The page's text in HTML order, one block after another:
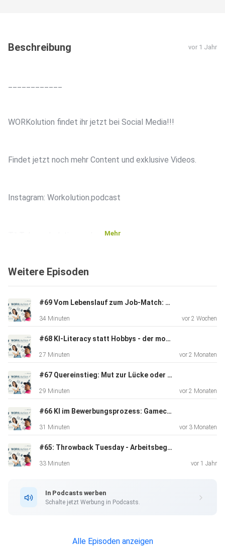
Beschreibung vor 1 Jahr
WORKolution findet ihr jetzt bei Social Media!!!
Findet jetzt noch mehr Content und exklusive Videos.
Instagram: Workolution.podcast
TikTok: workolution.podcast
____________
Findet hier unsere aktuellen Werbepartner:
https://linktr.ee/Workolution
____________
Ihr habt Fragen an Anna & Robindro oder wollt ihnen
eine Mail
Mehr
Weitere Episoden
#69 Vom Lebenslauf zum Job-Match: Wie du KI als echten Sparringspartner nutzt
34 Minuten vor 2 Wochen
#68 KI-Literacy statt Hobbys - der moderne Lebenslauf im Check
27 Minuten vor 2 Monaten
#67 Quereinstieg: Mut zur Lücke oder Karriere-Selbstmord?
29 Minuten vor 2 Monaten
#66 KI im Bewerbungsprozess: Gamechanger oder Risiko?
31 Minuten vor 3 Monaten
#65: Throwback Tuesday - Arbeitsbegriffe der Vergangenheit
33 Minuten vor 1 Jahr
In Podcasts werben
Schalte jetzt Werbung in Podcasts.
Alle Episoden anzeigen